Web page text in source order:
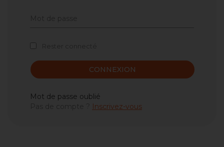
CONNEXION
Mot de passe oublié
Inscrivez-vous